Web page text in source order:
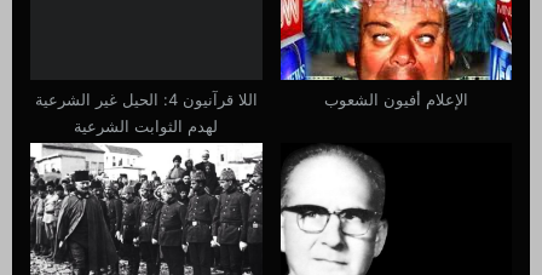
الإعلام أفيون الشعوب
اللا قرآنيون 4: الحيل غير الشرعية
لهدم الثوابت الشرعية